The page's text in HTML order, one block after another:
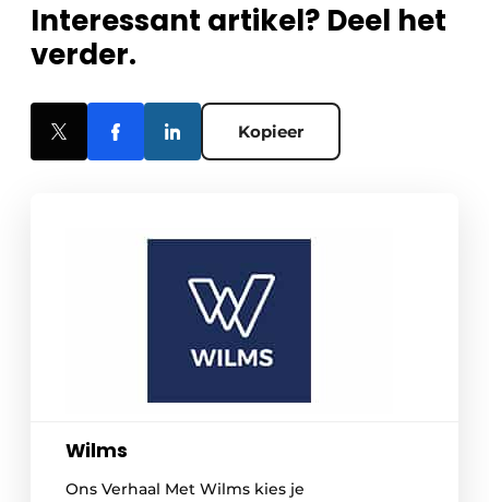
Interessant artikel? Deel het
verder.
Kopieer
Wilms
Ons Verhaal Met Wilms kies je